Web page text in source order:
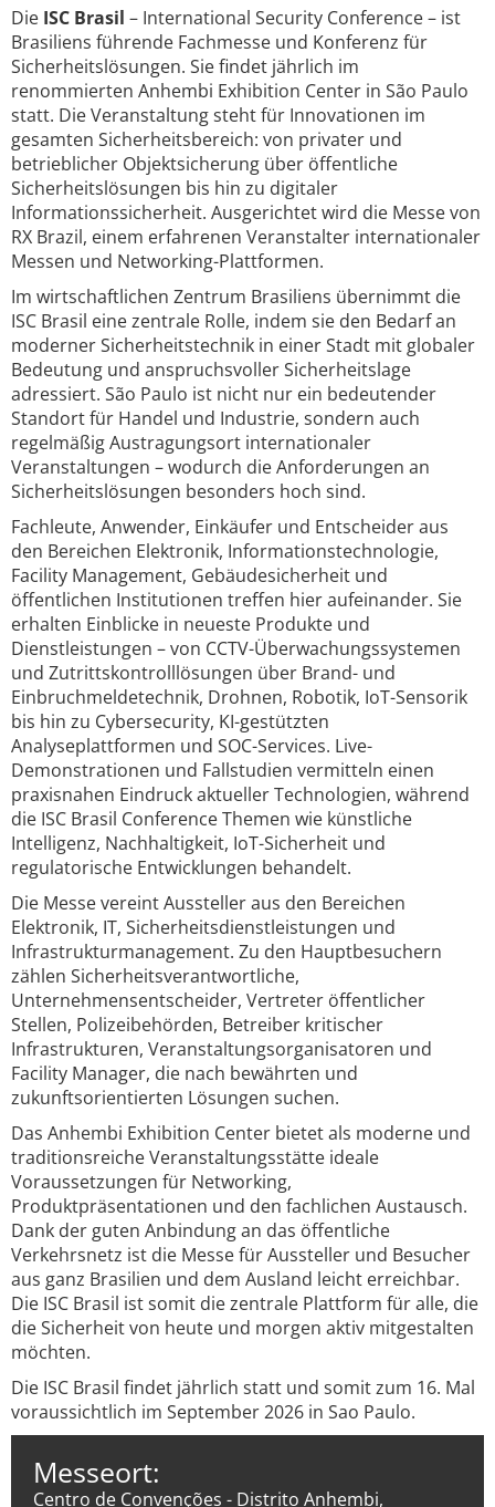
Die ISC Brasil – International Security Conference – ist
Brasiliens führende Fachmesse und Konferenz für
Sicherheitslösungen. Sie findet jährlich im
renommierten Anhembi Exhibition Center in São Paulo
statt. Die Veranstaltung steht für Innovationen im
gesamten Sicherheitsbereich: von privater und
betrieblicher Objektsicherung über öffentliche
Sicherheitslösungen bis hin zu digitaler
Informationssicherheit. Ausgerichtet wird die Messe von
RX Brazil, einem erfahrenen Veranstalter internationaler
Messen und Networking-Plattformen.
Im wirtschaftlichen Zentrum Brasiliens übernimmt die
ISC Brasil eine zentrale Rolle, indem sie den Bedarf an
moderner Sicherheitstechnik in einer Stadt mit globaler
Bedeutung und anspruchsvoller Sicherheitslage
adressiert. São Paulo ist nicht nur ein bedeutender
Standort für Handel und Industrie, sondern auch
regelmäßig Austragungsort internationaler
Veranstaltungen – wodurch die Anforderungen an
Sicherheitslösungen besonders hoch sind.
Fachleute, Anwender, Einkäufer und Entscheider aus
den Bereichen Elektronik, Informationstechnologie,
Facility Management, Gebäudesicherheit und
öffentlichen Institutionen treffen hier aufeinander. Sie
erhalten Einblicke in neueste Produkte und
Dienstleistungen – von CCTV-Überwachungssystemen
und Zutrittskontrolllösungen über Brand- und
Einbruchmeldetechnik, Drohnen, Robotik, IoT-Sensorik
bis hin zu Cybersecurity, KI-gestützten
Analyseplattformen und SOC-Services. Live-
Demonstrationen und Fallstudien vermitteln einen
praxisnahen Eindruck aktueller Technologien, während
die ISC Brasil Conference Themen wie künstliche
Intelligenz, Nachhaltigkeit, IoT-Sicherheit und
regulatorische Entwicklungen behandelt.
Die Messe vereint Aussteller aus den Bereichen
Elektronik, IT, Sicherheitsdienstleistungen und
Infrastrukturmanagement. Zu den Hauptbesuchern
zählen Sicherheitsverantwortliche,
Unternehmensentscheider, Vertreter öffentlicher
Stellen, Polizeibehörden, Betreiber kritischer
Infrastrukturen, Veranstaltungsorganisatoren und
Facility Manager, die nach bewährten und
zukunftsorientierten Lösungen suchen.
Das Anhembi Exhibition Center bietet als moderne und
traditionsreiche Veranstaltungsstätte ideale
Voraussetzungen für Networking,
Produktpräsentationen und den fachlichen Austausch.
Dank der guten Anbindung an das öffentliche
Verkehrsnetz ist die Messe für Aussteller und Besucher
aus ganz Brasilien und dem Ausland leicht erreichbar.
Die ISC Brasil ist somit die zentrale Plattform für alle, die
die Sicherheit von heute und morgen aktiv mitgestalten
möchten.
Die ISC Brasil findet jährlich statt und somit zum 16. Mal
voraussichtlich im September 2026 in Sao Paulo.
Messeort:
Centro de Convenções - Distrito Anhembi,